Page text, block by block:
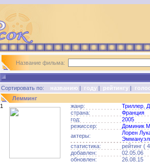
Название фильма:
Сортировать по: названию | году | рейтингу |
Лемминг
1
жанр: Триллер
страна:
Франция
год:
2005
режиссер:
Доминик
актеры:
Лорен
статистика:
рейтинг (
добавлен:
02.05.06
обновлен:
26.08.15